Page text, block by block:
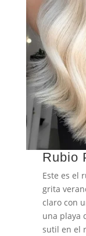
Rubio
Este es el
grita
claro con
una playa
sutil en el